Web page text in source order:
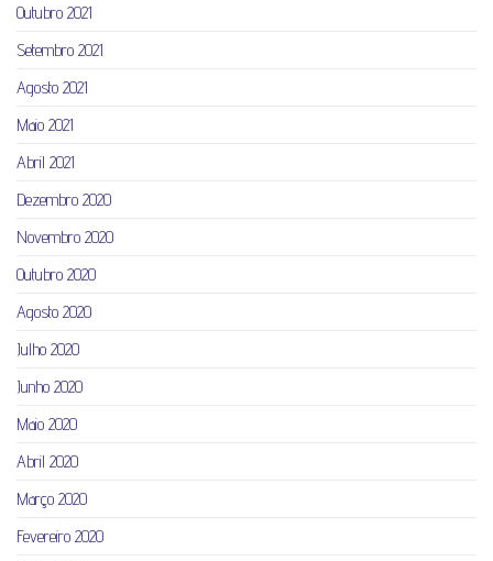
Outubro 2021
Setembro 2021
Agosto 2021
Maio 2021
Abril 2021
Dezembro 2020
Novembro 2020
Outubro 2020
Agosto 2020
Julho 2020
Junho 2020
Maio 2020
Abril 2020
Março 2020
Fevereiro 2020